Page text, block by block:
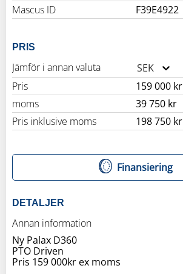
Mascus ID
F39E4922
PRIS
Jämför i annan valuta
SEK
Pris
159 000 kr
moms
39 750 kr
Pris inklusive moms
198 750 kr
Finansiering
DETALJER
Annan information
Ny Palax D360
PTO Driven
Pris 159 000kr ex moms